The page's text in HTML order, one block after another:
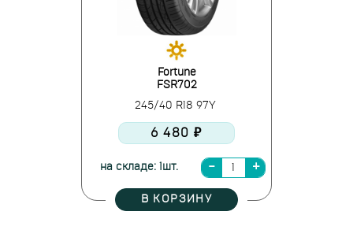
Fortune
FSR702
245/40 R18 97Y
6 480 ₽
на складе: 1шт.
В КОРЗИНУ